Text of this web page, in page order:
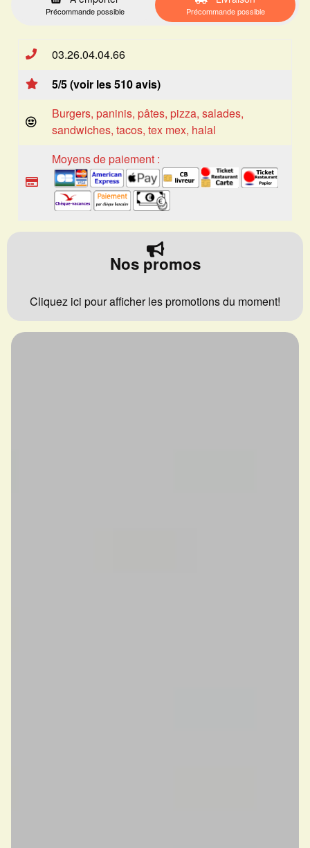
Précommande possible Précommande possible
03.26.04.04.66
5/5 (voir les 510 avis)
Burgers, paninis, pâtes, pizza, salades,
sandwiches, tacos, tex mex, halal
Moyens de paiement :
Nos promos
Cliquez ici pour afficher les promotions du moment!